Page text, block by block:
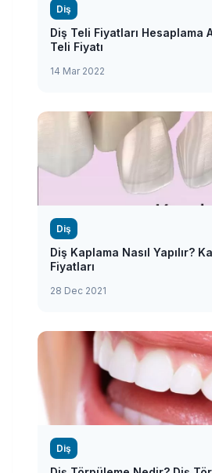
Diş
Diş Teli Fiyatları Hesaplama
Teli Fiyatı
14 Mar 2022
Diş
Diş Kaplama Nasıl Yapılır?
Fiyatları
28 Dec 2021
Diş